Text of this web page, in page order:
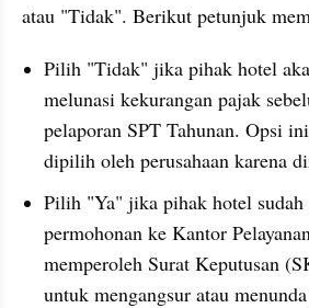
atau "Tidak". Berikut petunjuk
Pilih "Tidak" jika pihak hotel
melunasi kekurangan pajak
pelaporan SPT Tahunan. Opsi
dipilih oleh perusahaan karena
Pilih "Ya" jika pihak hotel sudah
permohonan ke Kantor
memperoleh Surat Keputusan
untuk mengangsur atau